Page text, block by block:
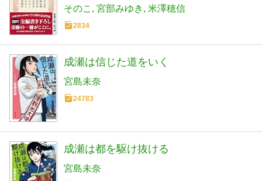
そのこ
宮部みゆき 米澤穂信
2834
成瀬は信じた道をいく
宮島未奈
24783
成瀬は都を駆け抜ける
宮島未奈